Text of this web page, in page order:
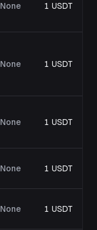
None 1 USDT
None 1 USDT
None 1 USDT
None 1 USDT
None 1 USDT